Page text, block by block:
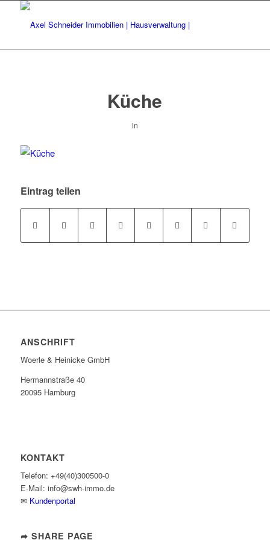
Küche
in
Eintrag teilen
ANSCHRIFT
Woerle & Heinicke GmbH
Hermannstraße 40
20095 Hamburg
KONTAKT
Telefon: +49(40)300500-0
E-Mail: info@swh-immo.de
✉ Kundenportal
➦ SHARE PAGE